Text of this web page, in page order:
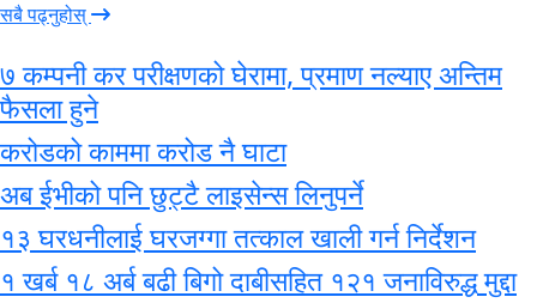
सबै पढ्नुहोस्
७ कम्पनी कर परीक्षणको घेरामा, प्रमाण नल्याए अन्तिम
फैसला हुने
करोडको काममा करोड नै घाटा
अब ईभीको पनि छुट्टै लाइसेन्स लिनुपर्ने
१३ घरधनीलाई घरजग्गा तत्काल खाली गर्न निर्देशन
१ खर्ब १८ अर्ब बढी बिगो दाबीसहित १२१ जनाविरुद्ध मुद्दा